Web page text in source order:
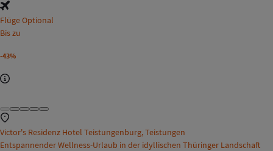
Flüge Optional
Bis zu
-43%
Victor's Residenz Hotel Teistungenburg, Teistungen
Entspannender Wellness-Urlaub in der idyllischen Thüringer Landschaft